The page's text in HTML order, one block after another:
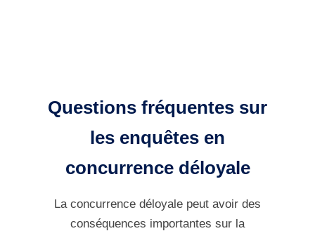
Questions fréquentes sur
les enquêtes en
concurrence déloyale
La concurrence déloyale peut avoir des
conséquences importantes sur la